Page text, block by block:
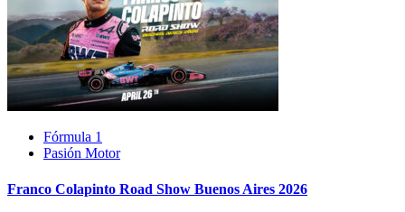
Fórmula 1
Pasión Motor
Franco Colapinto Road Show Buenos Aires 2026